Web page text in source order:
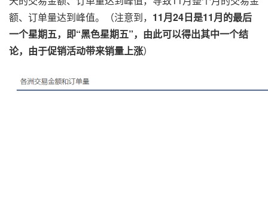
额、订单量达到峰值。（注意到， 11月24日是11月的最后
一个星期五，即“黑色星期五”，由此可以得出其中一个结
论， 由于促销活动带来销量上涨）